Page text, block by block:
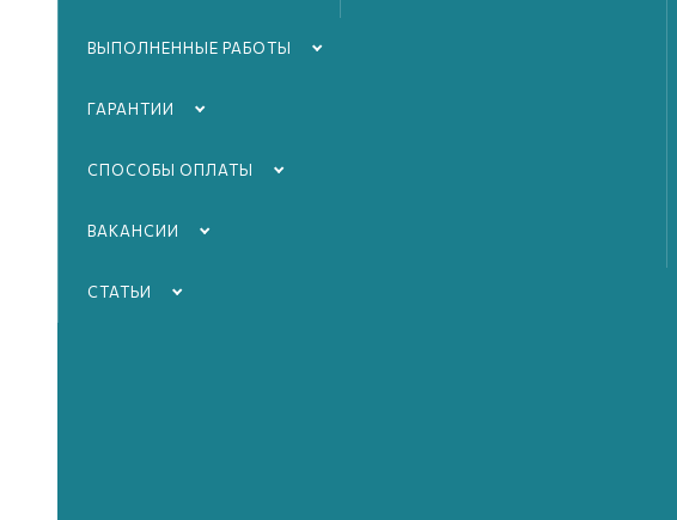
ВЫПОЛНЕННЫЕ РАБОТЫ
ГАРАНТИИ
СПОСОБЫ ОПЛАТЫ
ВАКАНСИИ
СТАТЬИ